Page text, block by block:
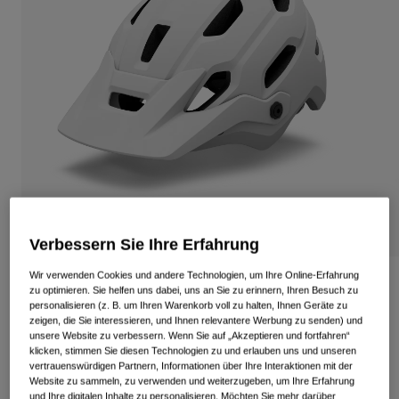
Mountainbike Schuhe
Gravel Schuhe
Alle anzeigen
Bekleidung
Rennrad Bekleidung
Mountainbike Bekleidung
Alle anzeigen
Snowboard
Mit austauschbaren Gläsern
Damen
Alle anzeigen
Kinder
Helme
Schutzbrillen
Source Mips Helm
Artikelnr.39311
159,99 €
Verbessern Sie Ihre Erfahrung
Wir verwenden Cookies und andere Technologien, um Ihre Online-Erfahrung
zu optimieren. Sie helfen uns dabei, uns an Sie zu erinnern, Ihren Besuch zu
personalisieren (z. B. um Ihren Warenkorb voll zu halten, Ihnen Geräte zu
zeigen, die Sie interessieren, und Ihnen relevantere Werbung zu senden) und
unsere Website zu verbessern. Wenn Sie auf „Akzeptieren und fortfahren“
klicken, stimmen Sie diesen Technologien zu und erlauben uns und unseren
vertrauenswürdigen Partnern, Informationen über Ihre Interaktionen mit der
Website zu sammeln, zu verwenden und weiterzugeben, um Ihre Erfahrung
und Ihre digitalen Inhalte zu personalisieren. Möchten Sie mehr darüber